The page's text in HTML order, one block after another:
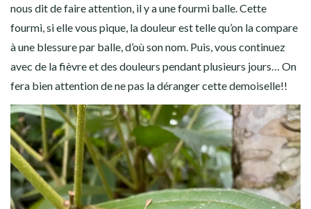
nous dit de faire attention, il y a une fourmi balle. Cette
fourmi, si elle vous pique, la douleur est telle qu’on la compare
à une blessure par balle, d’où son nom. Puis, vous continuez
avec de la fièvre et des douleurs pendant plusieurs jours… On
fera bien attention de ne pas la déranger cette demoiselle!!